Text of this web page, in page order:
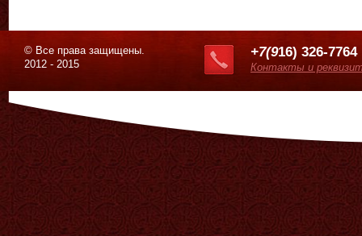
© Все права защищены.
2012 - 2015
+7(916) 326-7764
Контакты и